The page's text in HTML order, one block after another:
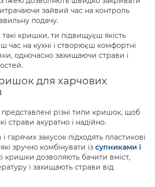
зайвий час на контроль
подачу.
кришки, ти підвищуєш якість
час на кухні і створюєш комфортні
одночасно захищаючи страви і
для харчових
різні типи кришок, щоб
страви акуратно і надійно.
і гарячих закусок підходять пластикові
зручно комбінувати із супниками і
кришки дозволяють бачити вміст,
і захищають страви від